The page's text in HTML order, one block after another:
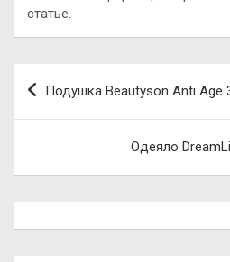
статье.
Навигация
по
Подушка Beautyson Anti Age
Одеяло